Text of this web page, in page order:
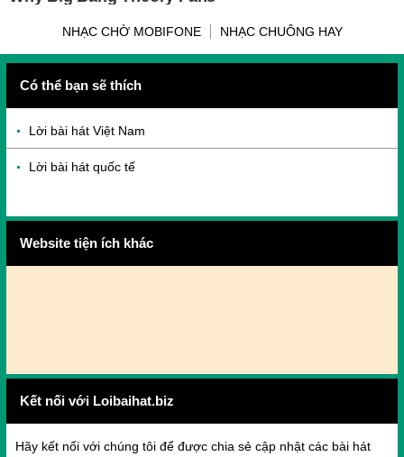
NHẠC CHỜ MOBIFONE NHẠC CHUÔNG HAY
Có thể bạn sẽ thích
Lời bài hát Việt Nam
Lời bài hát quốc tế
Website tiện ích khác
Kết nối với Loibaihat.biz
Hãy kết nối với chúng tôi để được chia sẻ cập nhật các bài hát